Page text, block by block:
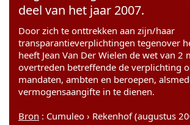
deel van het jaar 2007.
Door zich te onttrekken aan zijn/haar
transparantieverplichtingen tegenover
heeft Jean Van Der Wielen de wet van 2
overtreden betreffende de verplichting
mandaten, ambten en beroepen,
vermogensaangifte in te dienen.
Bron : Cumuleo › Rekenhof (augustus